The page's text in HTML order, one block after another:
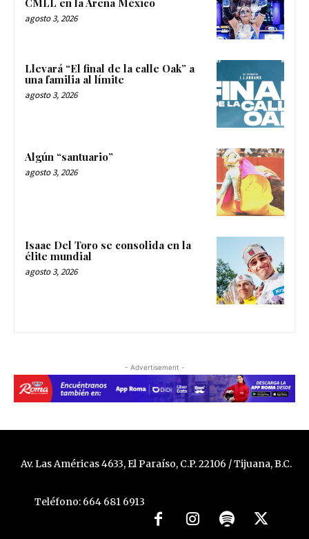
agosto 3, 2026
Llevará “El final de la calle Oak” a
una familia al límite
agosto 3, 2026
Algún “santuario”
agosto 3, 2026
Isaac Del Toro se consolida en la
élite mundial
agosto 3, 2026
- Advertisement -
Av. Las Américas 4633, El Paraíso, C.P. 22106 / Tijuana, B.C.
Teléfono: 664 681 6913